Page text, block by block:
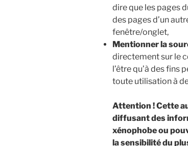
dire que les pages
des pages d’un
fenêtre/onglet,
Mentionner la
directement sur le
l’être qu’à des fins
toute utilisation à
Attention ! Cette
diffusant des
xénophobe ou
la sensibilité du